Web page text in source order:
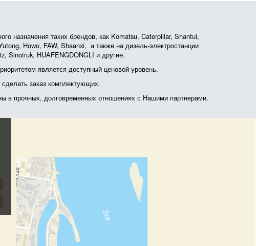
назначения таких брендов, как Komatsu, Caterpillar, Shantui,
Howo, FAW, Shaanxi, а также на дизель-электростанции
Sinotruk, HUAFENGDONGLI и другие.
является доступный ценовой уровень.
заказ комплектующих.
в прочных, долговременных отношениях с Нашими партнерами.